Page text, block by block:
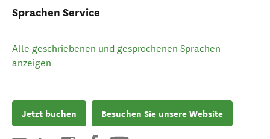
Sprachen Service
Alle geschriebenen und gesprochenen Sprachen
anzeigen
Jetzt buchen Besuchen Sie unsere Website